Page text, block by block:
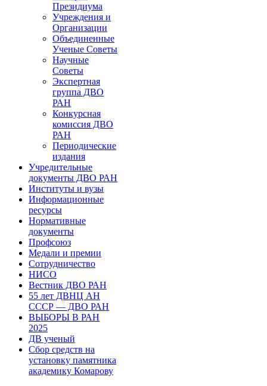
Президиума
Учреждения и
Организации
Объединенные
Ученые Советы
Научные
Советы
Экспертная
группа ДВО
РАН
Конкурсная
комиссия ДВО
РАН
Периодические
издания
Учредительные
документы ДВО РАН
Институты и вузы
Информационные
ресурсы
Нормативные
документы
Профсоюз
Медали и премии
Сотрудничество
НИСО
Вестник ДВО РАН
55 лет ДВНЦ АН
СССР — ДВО РАН
ВЫБОРЫ В РАН
2025
ДВ ученый
Сбор средств на
установку памятника
академику Комарову